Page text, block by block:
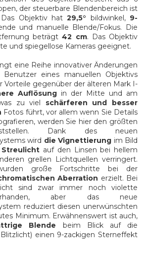
der steuerbare Blendenbereich ist
Objektiv hat29,5° bildwinkel,9-
und manuelle Blende/Fokus. Die
beträgt42 cm. Das Objektiv
und spiegellose Kameras geeignet.
eine Reihe innovativer Änderungen
eines manuellen Objektivs
Vorteile gegenüber der älteren Mark I-
Auflösung in der Mitte und am
zu viel schärferen und besser
Fotos führt, vor allem wenn Sie Details
werden Sie hier den größten
Dank des neuen
wird die Vignettierung im Bild
Streulicht auf den Linsen bei hellem
grellen Lichtquellen verringert.
große Fortschritte bei der
Aberration erzielt. Bei
sind zwar immer noch violette
aber das neue
reduziert diesen unerwünschten
Minimum. Erwähnenswert ist auch,
Blende beim Blick auf die
einen 9-zackigen Sterneffekt